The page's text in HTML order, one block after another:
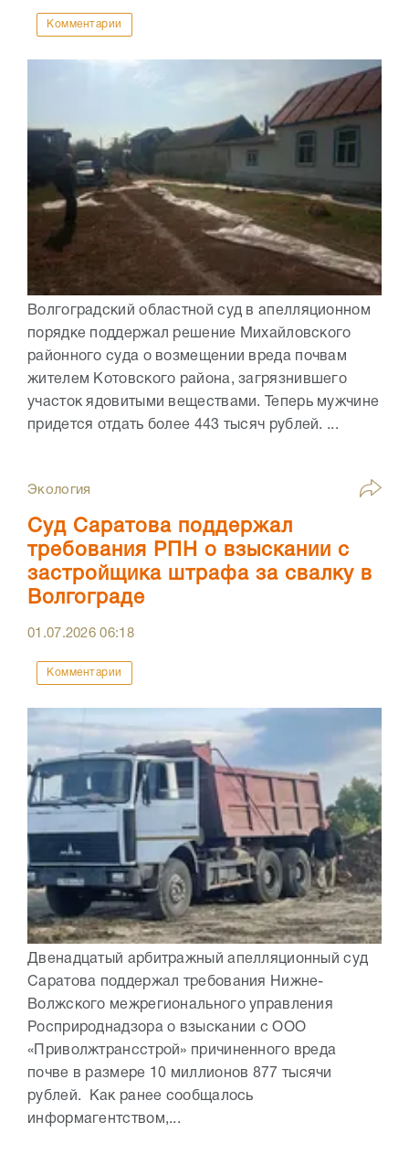
Комментарии
Волгоградский областной суд в апелляционном
порядке поддержал решение Михайловского
районного суда о возмещении вреда почвам
жителем Котовского района, загрязнившего
участок ядовитыми веществами. Теперь мужчине
придется отдать более 443 тысяч рублей. ...
Экология
Суд Саратова поддержал
требования РПН о взыскании с
застройщика штрафа за свалку в
Волгограде
01.07.202606:18
Комментарии
Двенадцатый арбитражный апелляционный суд
Саратова поддержал требования Нижне-
Волжского межрегионального управления
Росприроднадзора о взыскании с ООО
«Приволжтрансстрой» причиненного вреда
почве в размере 10 миллионов 877 тысячи
рублей. Как ранее сообщалось
информагентством,...